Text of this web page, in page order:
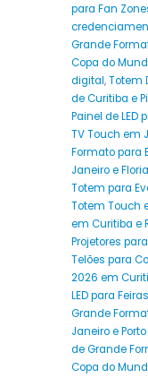
para Fan
Grande
Copa do
digital,Totem
de Curitiba e
Painel de LED
TV Touch em
Formato para
Janeiro e
Totem para
Totem Touch
em Curitiba e
Projetores
Telões para
2026 em
LED para Feiras
Grande
Janeiro e
de Grande
Copa do